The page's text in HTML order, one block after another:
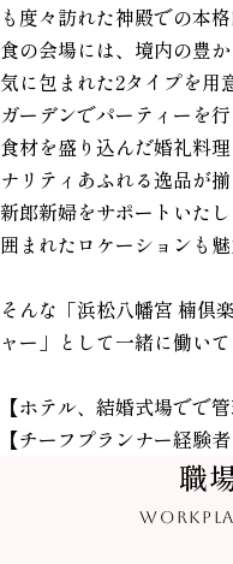
も度々訪れた神殿での本
食の会場には、境内の豊
気に包まれた2タイプを用
ガーデンでパーティーを
食材を盛り込んだ婚礼料
ナリティあふれる逸品が
新郎新婦をサポートいた
囲まれたロケーションも
そんな「浜松八幡宮 楠倶
ャー」として一緒に働い
【ホテル、結婚式場でで
【チーフプランナー経験者
職